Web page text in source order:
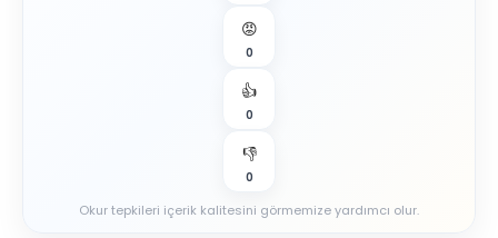
😡
0
👍
0
👎
0
Okur tepkileri içerik kalitesini görmemize yardımcı olur.